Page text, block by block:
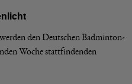
den Deutschen Badminton-
Woche stattfindenden